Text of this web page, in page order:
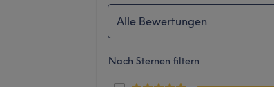
Alle Bewertungen
Nach Sternen filtern